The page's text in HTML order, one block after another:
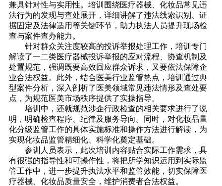
兼具针对性与实用性。培训围绕医疗器械、化妆品常见违
法行为的发现与查处展开，详细讲解了违法线索识别、证
据固定及法律适用等关键环节，助力执法人员提升现场检
查与案件查办能力。
针对群众关注度较高的投诉举报处理工作，培训专门
解读了一二类医疗器械投诉举报的应对流程、协查机制及
处置规范，强调既要高效回应群众诉求，又要依法保障企
业合法权益。此外，结合医美行业监管热点，培训通过典
型案件分析，深入剖析了医美领域常见违法情形及查处要
点，为规范医美市场秩序提供了实操指导。
培训中，还就规范涉企行政检查的相关要求进行了说
明，明确检查程序、纪律及服务导向。同时，对化妆品量
化分级监管工作的具体实施标准和操作方法进行解读，为
实现化妆品监管精细化、科学化奠定基础。
参训人员表示，此次培训内容贴合实际工作需求，具
有很强的指导性和可操作性，将把所学知识运用到实际监
管工作中，进一步提升执法水平和监管效能，切实保障医
疗器械、化妆品质量安全，维护消费者合法权益。